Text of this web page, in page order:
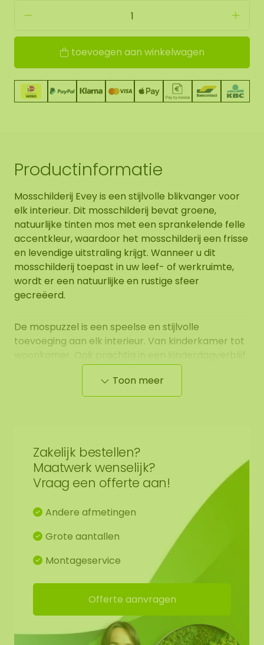
toevoegen aan winkelwagen
Productinformatie
Mosschilderij Evey is een stijlvolle blikvanger voor
elk interieur. Dit mosschilderij bevat groene,
natuurlijke tinten mos met een sprankelende felle
accentkleur, waardoor het mosschilderij een frisse
en levendige uitstraling krijgt. Wanneer u dit
mosschilderij toepast in uw leef- of werkruimte,
wordt er een natuurlijke en rustige sfeer
gecreëerd.
De mospuzzel is een speelse en stijlvolle
toevoeging aan elk interieur. Van kinderkamer tot
of als origineel cadeau. Ook binnen bedrijven is de
mospuzzel een krachtig symbool voor
samenwerking. Laat elke afdeling haar eigen
Montage
De puzzelvorm is zo ontworpen dat meerdere
stukken perfect in elkaar passen.
Bevestig de mospuzzel eenvoudig met
kleefpads, die je direct kunt mee bestellen.
Voor extra stevigheid adviseren wij om
daarnaast montage kit te gebruiken. Deze
leveren wij niet mee.
Houd er rekening mee dat de hechting per
muurtype kan verschillen. De kleefpads bieden
Toon meer
Zakelijk bestellen?
Maatwerk wenselijk?
Vraag een offerte aan!
Andere afmetingen
Grote aantallen
Montageservice
Offerte aanvragen